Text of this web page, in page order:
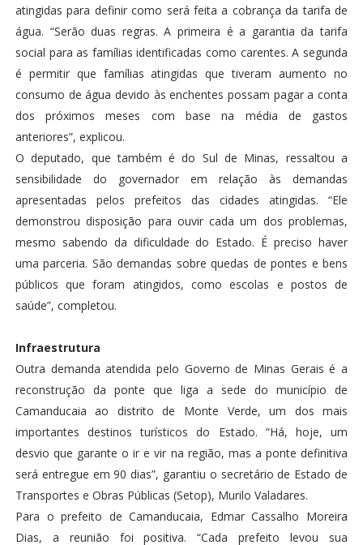
atingidas para definir como será feita a cobrança da tarifa de
água. “Serão duas regras. A primeira é a garantia da tarifa
social para as famílias identificadas como carentes. A segunda
é permitir que famílias atingidas que tiveram aumento no
consumo de água devido às enchentes possam pagar a conta
dos próximos meses com base na média de gastos
anteriores”, explicou.
O deputado, que também é do Sul de Minas, ressaltou a
sensibilidade do governador em relação às demandas
apresentadas pelos prefeitos das cidades atingidas. “Ele
demonstrou disposição para ouvir cada um dos problemas,
mesmo sabendo da dificuldade do Estado. É preciso haver
uma parceria. São demandas sobre quedas de pontes e bens
públicos que foram atingidos, como escolas e postos de
saúde”, completou.
Infraestrutura
Outra demanda atendida pelo Governo de Minas Gerais é a
reconstrução da ponte que liga a sede do município de
Camanducaia ao distrito de Monte Verde, um dos mais
importantes destinos turísticos do Estado. “Há, hoje, um
desvio que garante o ir e vir na região, mas a ponte definitiva
será entregue em 90 dias”, garantiu o secretário de Estado de
Transportes e Obras Públicas (Setop), Murilo Valadares.
Para o prefeito de Camanducaia, Edmar Cassalho Moreira
Dias, a reunião foi positiva. “Cada prefeito levou sua